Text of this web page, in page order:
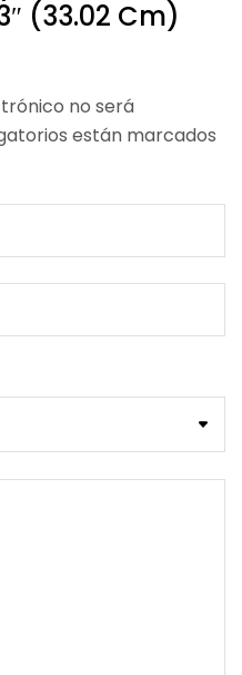
(33.02 Cm)
no será
están marcados